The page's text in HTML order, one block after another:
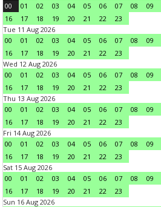
00
01 02 03 04 05 06 07 08 09
16
17 18 19 20 21 22
23
Tue 11 Aug 2026
00
01 02 03 04 05 06 07 08 09
16
17 18 19 20 21 22
23
Wed 12 Aug 2026
00
01 02 03 04 05 06 07 08 09
16
17 18 19 20 21 22
23
Thu 13 Aug 2026
00
01 02 03 04 05 06 07 08 09
16
17 18 19 20 21 22
23
Fri 14 Aug 2026
00
01 02 03 04 05 06 07 08 09
16
17 18 19 20 21 22
23
Sat 15 Aug 2026
00
01 02 03 04 05 06 07 08 09
16
17 18 19 20 21 22
23
Sun 16 Aug 2026